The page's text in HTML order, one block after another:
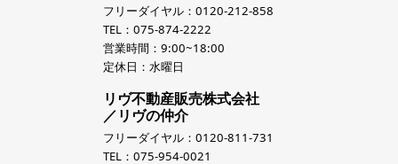
フリーダイヤル：0120-212-858
TEL：075-874-2222
営業時間：9:00~18:00
定休日：水曜日
リヴ不動産販売株式会社
／リヴの仲介
フリーダイヤル：0120-811-731
TEL：075-954-0021